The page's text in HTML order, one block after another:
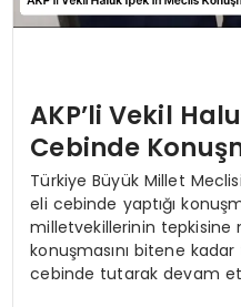
AKP’li Vekil
Cebinde
Türkiye Büyük Millet
eli cebinde yaptığı
milletvekillerinin tepkisine
konuşmasını bitene
cebinde tutarak devam